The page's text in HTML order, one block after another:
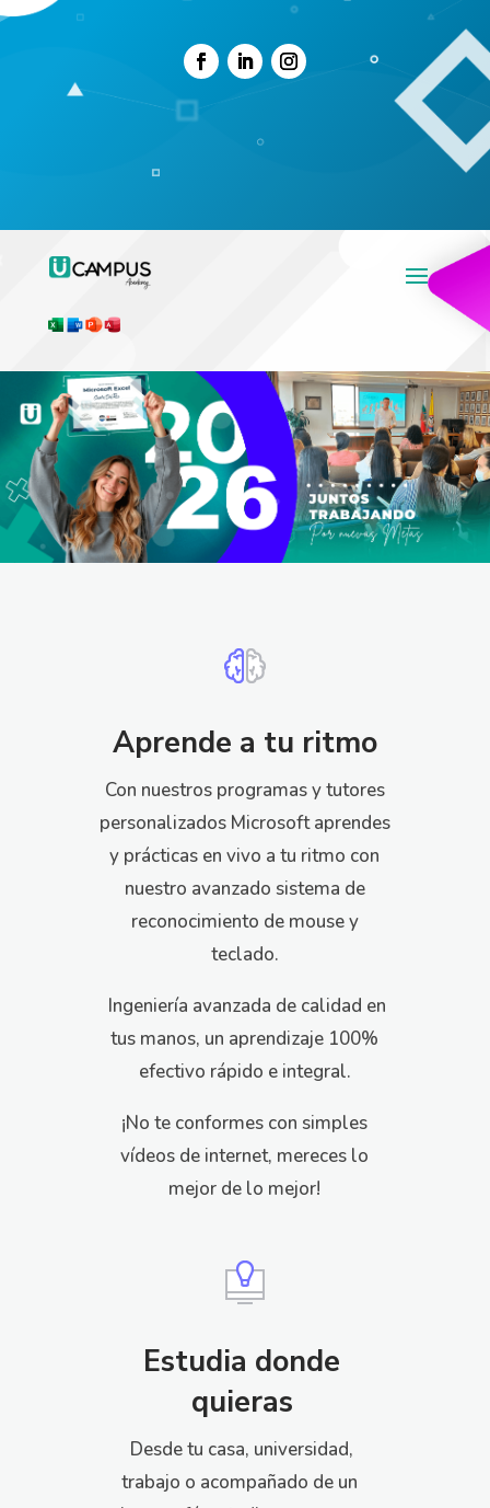
Aprende a tu ritmo
Con nuestros programas y tutores
personalizados Microsoft aprendes
y prácticas en vivo a tu ritmo con
nuestro avanzado sistema de
reconocimiento de mouse y
teclado.
Ingeniería avanzada de calidad en
tus manos, un aprendizaje 100%
efectivo rápido e integral.
¡No te conformes con simples
vídeos de internet, mereces lo
mejor de lo mejor!
Estudia donde
quieras
Desde tu casa, universidad,
trabajo o acompañado de un